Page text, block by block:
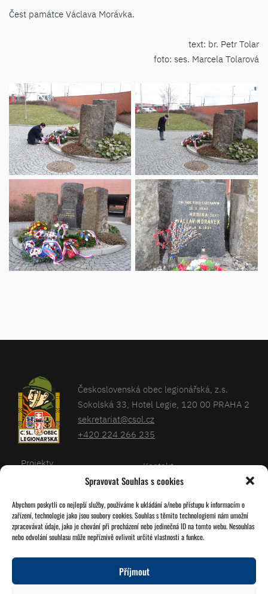
Spravovat Souhlas s cookies
Abychom poskytli co nejlepší služby, používáme k ukládání a/nebo přístupu k informacím o
zařízení, technologie jako jsou soubory cookies. Souhlas s těmito technologiemi nám umožní
zpracovávat údaje, jako je chování při procházení nebo jedinečná ID na tomto webu. Nesouhlas
nebo odvolání souhlasu může nepříznivě ovlivnit určité vlastnosti a funkce.
Příjmout
Čest památce Václava Morávka.
text: br. Petr Tolar
foto: ses. Marcela Tolarová
Československá obec legionářská, z.s.
Sokolská 33, Hotel Legie, 120 00 PRAHA 2
sekretariat@csol.cz
+420 224 266 235
Sledujte nás!
Projekty
Kalendář
O nás
Kontakt
Databáze legionářů
Pro členy
Zásady cookies